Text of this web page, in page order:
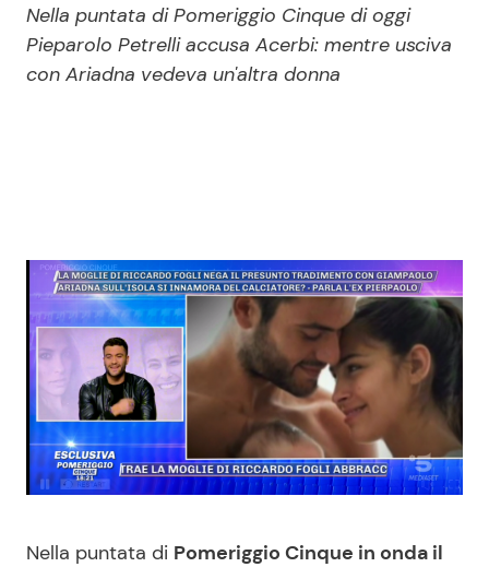
Politica Reality e Talent
News Musica
News Spettacolo
Benessere
Casa
Cucina e Ricette
Consigli di Cucina
Nella puntata di Pomeriggio Cinque di oggi
Pieparolo Petrelli accusa Acerbi: mentre usciva
con Ariadna vedeva un'altra donna
Nella puntata di Pomeriggio Cinque in onda il